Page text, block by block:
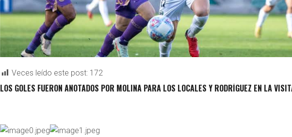
Veces leído este post: 172
LOS GOLES FUERON ANOTADOS POR MOLINA PARA LOS LOCALES Y RODRÍGUEZ EN LA